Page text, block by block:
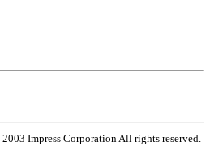
Impress Corporation All rights reserved.